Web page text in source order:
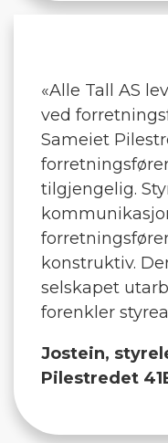
«Alle Tall AS
ved
Sameiet
tilgjengelig.
konstruktiv.
selskapet
forenkler
Jostein,
Pilestredet